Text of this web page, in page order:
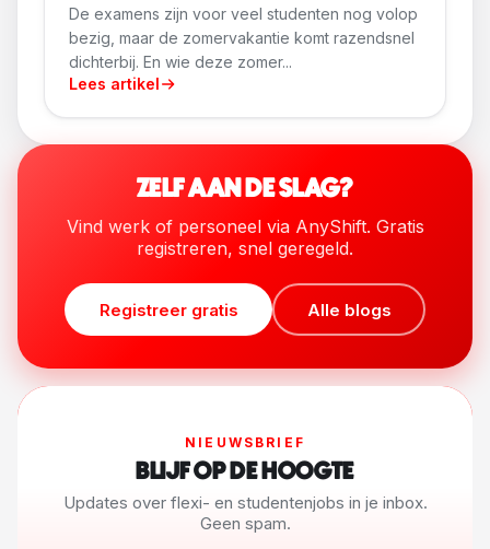
De examens zijn voor veel studenten nog volop
bezig, maar de zomervakantie komt razendsnel
dichterbij. En wie deze zomer...
Lees artikel
ZELF AAN DE SLAG?
Vind werk of personeel via AnyShift. Gratis
registreren, snel geregeld.
Registreer gratis Alle blogs
NIEUWSBRIEF
BLIJF OP DE HOOGTE
Updates over flexi- en studentenjobs in je inbox.
Geen spam.